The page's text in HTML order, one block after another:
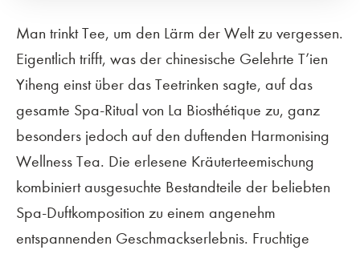
Man trinkt Tee, um den Lärm der Welt zu vergessen.
Eigentlich trifft, was der chinesische Gelehrte T’ien
Yiheng einst über das Teetrinken sagte, auf das
gesamte Spa-Ritual von La Biosthétique zu, ganz
besonders jedoch auf den duftenden Harmonising
Wellness Tea. Die erlesene Kräuterteemischung
kombiniert ausgesuchte Bestandteile der beliebten
Spa-Duftkomposition zu einem angenehm
entspannenden Geschmackserlebnis. Fruchtige